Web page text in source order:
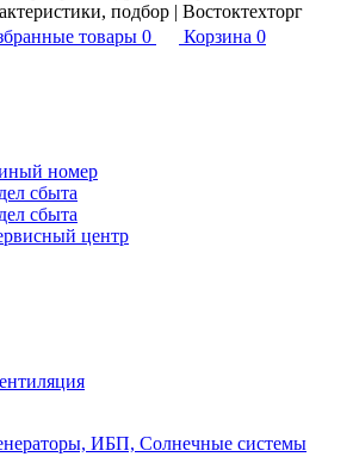
подбор | Востоктехторг
товары 0 Корзина 0
номер
сбыта
сбыта
центр
ИБП, Солнечные системы